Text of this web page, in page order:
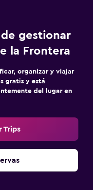
gestionar
la Frontera
organizar y viajar
gratis y está
del lugar en
Trips